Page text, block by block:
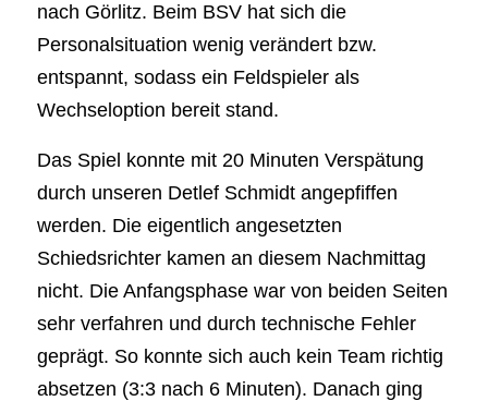
nach Görlitz. Beim BSV hat sich die
Personalsituation wenig verändert bzw.
entspannt, sodass ein Feldspieler als
Wechseloption bereit stand.
Das Spiel konnte mit 20 Minuten Verspätung
durch unseren Detlef Schmidt angepfiffen
werden. Die eigentlich angesetzten
Schiedsrichter kamen an diesem Nachmittag
nicht. Die Anfangsphase war von beiden Seiten
sehr verfahren und durch technische Fehler
geprägt. So konnte sich auch kein Team richtig
absetzen (3:3 nach 6 Minuten). Danach ging